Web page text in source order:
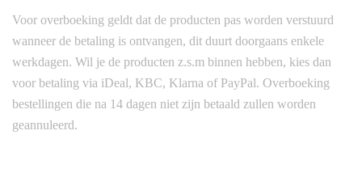
Voor overboeking geldt dat de producten pas worden verstuurd
wanneer de betaling is ontvangen, dit duurt doorgaans enkele
werkdagen. Wil je de producten z.s.m binnen hebben, kies dan
voor betaling via iDeal, KBC, Klarna of PayPal. Overboeking
bestellingen die na 14 dagen niet zijn betaald zullen worden
geannuleerd.